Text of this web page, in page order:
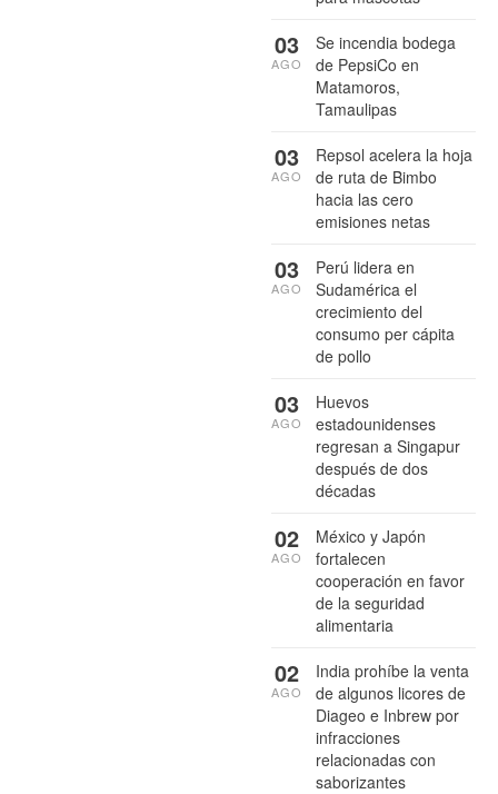
Se incendia bodega
de PepsiCo en
Matamoros,
Tamaulipas
03
AGO
Repsol acelera la hoja
de ruta de Bimbo
hacia las cero
emisiones netas
03
AGO
Perú lidera en
Sudamérica el
crecimiento del
consumo per cápita
de pollo
03
AGO
Huevos
estadounidenses
regresan a Singapur
después de dos
décadas
03
AGO
México y Japón
fortalecen
cooperación en favor
de la seguridad
alimentaria
02
AGO
India prohíbe la venta
de algunos licores de
Diageo e Inbrew por
infracciones
relacionadas con
saborizantes
02
AGO